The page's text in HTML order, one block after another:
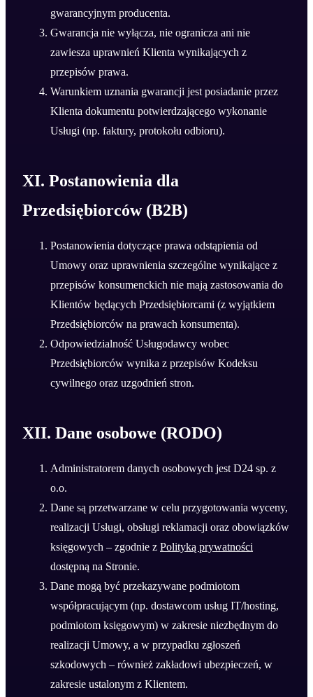
gwarancyjnym producenta.
Gwarancja nie wyłącza, nie ogranicza ani nie
zawiesza uprawnień Klienta wynikających z
przepisów prawa.
Warunkiem uznania gwarancji jest posiadanie przez
Klienta dokumentu potwierdzającego wykonanie
Usługi (np. faktury, protokołu odbioru).
XI. Postanowienia dla
Przedsiębiorców (B2B)
Postanowienia dotyczące prawa odstąpienia od
Umowy oraz uprawnienia szczególne wynikające z
przepisów konsumenckich nie mają zastosowania do
Klientów będących Przedsiębiorcami (z wyjątkiem
Przedsiębiorców na prawach konsumenta).
Odpowiedzialność Usługodawcy wobec
Przedsiębiorców wynika z przepisów Kodeksu
cywilnego oraz uzgodnień stron.
XII. Dane osobowe (RODO)
Administratorem danych osobowych jest D24 sp. z
o.o.
Dane są przetwarzane w celu przygotowania wyceny,
realizacji Usługi, obsługi reklamacji oraz obowiązków
księgowych – zgodnie z Polityką prywatności
dostępną na Stronie.
Dane mogą być przekazywane podmiotom
współpracującym (np. dostawcom usług IT/hosting,
podmiotom księgowym) w zakresie niezbędnym do
realizacji Umowy, a w przypadku zgłoszeń
szkodowych – również zakładowi ubezpieczeń, w
zakresie ustalonym z Klientem.